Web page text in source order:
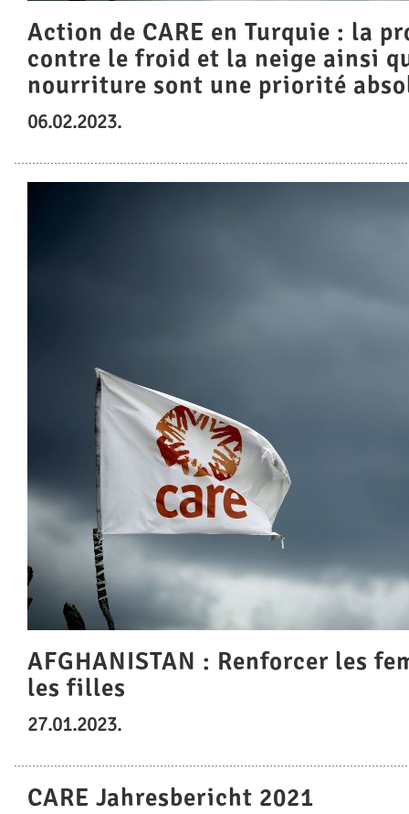
Action de CARE en Turquie : la
contre le froid et la neige ainsi
nourriture sont une priorité
06.02.2023.
AFGHANISTAN : Renforcer les
les filles
27.01.2023.
CARE Jahresbericht 2021